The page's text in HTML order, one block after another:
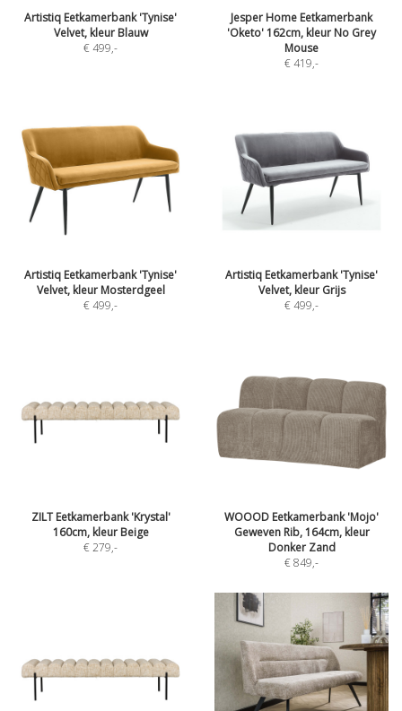
Artistiq Eetkamerbank 'Tynise'
Velvet, kleur Blauw
€ 499,-
Jesper Home Eetkamerbank
'Oketo' 162cm, kleur No Grey
Mouse
€ 419,-
Artistiq Eetkamerbank 'Tynise'
Velvet, kleur Mosterdgeel
€ 499,-
Artistiq Eetkamerbank 'Tynise'
Velvet, kleur Grijs
€ 499,-
ZILT Eetkamerbank 'Krystal'
160cm, kleur Beige
€ 279,-
WOOOD Eetkamerbank 'Mojo'
Geweven Rib, 164cm, kleur
Donker Zand
€ 849,-